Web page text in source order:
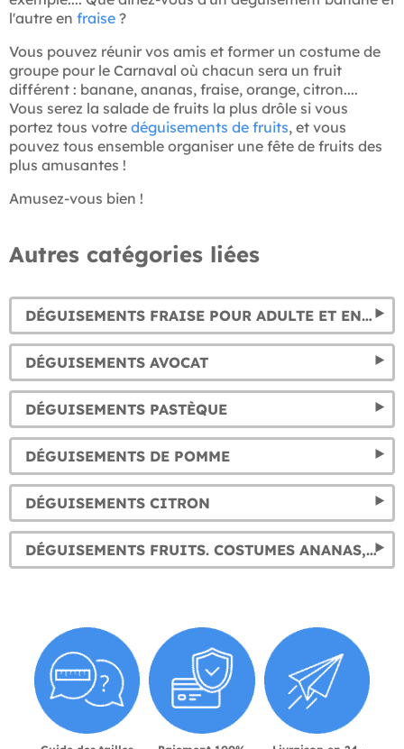
l'autre en fraise ?
Vous pouvez réunir vos amis et former un costume de
groupe pour le Carnaval où chacun sera un fruit
différent : banane, ananas, fraise, orange, citron....
Vous serez la salade de fruits la plus drôle si vous
portez tous votre déguisements de fruits, et vous
pouvez tous ensemble organiser une fête de fruits des
plus amusantes !
Amusez-vous bien !
Autres catégories liées
DÉGUISEMENTS FRAISE POUR ADULTE ET ENFANT
DÉGUISEMENTS AVOCAT
DÉGUISEMENTS PASTÈQUE
DÉGUISEMENTS DE POMME
DÉGUISEMENTS CITRON
DÉGUISEMENTS FRUITS. COSTUMES ANANAS, PASTÈQUE, RAISIN, ORANGE ET CITRON